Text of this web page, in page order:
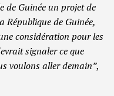
de Guinée un projet de
République de Guinée,
considération pour les
signaler ce que
voulons aller demain”,